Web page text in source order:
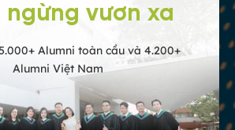
ngừng vươn xa
Alumni toàn cầu và 4.200+
Alumni Việt Nam